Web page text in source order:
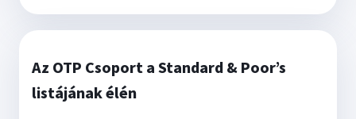
Az OTP Csoport a Standard & Poor’s
listájának élén